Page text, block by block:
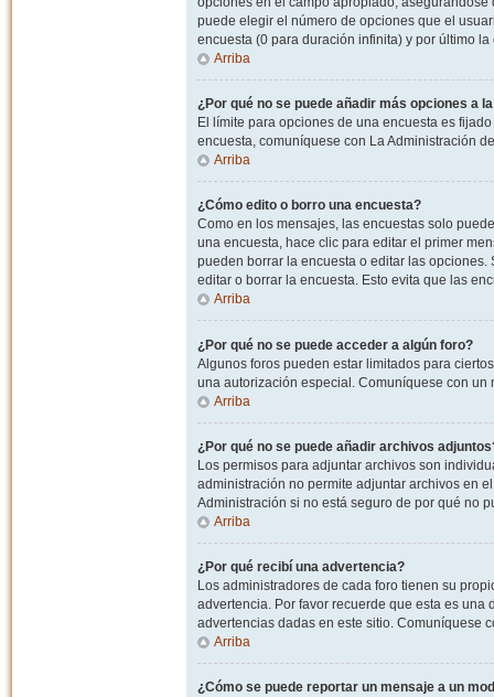
puede elegir el número de opciones que el
encuesta (0 para duración infinita) y por último
Arriba
¿Por qué no se puede añadir más opciones a
El límite para opciones de una encuesta es
encuesta, comuníquese con La Administración
Arriba
¿Cómo edito o borro una encuesta?
Como en los mensajes, las encuestas solo
una encuesta, hace clic para editar el primer
pueden borrar la encuesta o editar las
editar o borrar la encuesta. Esto evita que las
Arriba
¿Por qué no se puede acceder a algún foro?
Algunos foros pueden estar limitados para
una autorización especial. Comuníquese con
Arriba
¿Por qué no se puede añadir archivos
Los permisos para adjuntar archivos son
administración no permite adjuntar archivos en
Administración si no está seguro de por qué no
Arriba
¿Por qué recibí una advertencia?
Los administradores de cada foro tienen su
advertencia. Por favor recuerde que esta es
advertencias dadas en este sitio. Comuníquese
Arriba
¿Cómo se puede reportar un mensaje a un